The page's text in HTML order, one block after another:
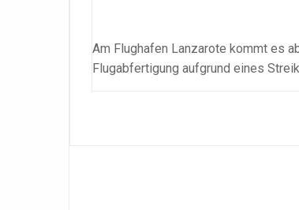
Am Flughafen Lanzarote kommt es
Flugabfertigung aufgrund eines